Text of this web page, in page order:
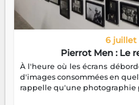
6 juillet
Pierrot Men : Le
À l'heure où les écrans
d'images consommées en
rappelle qu'une photographie